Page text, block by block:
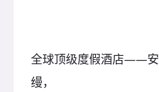
全球顶级度假酒店——安
缦，